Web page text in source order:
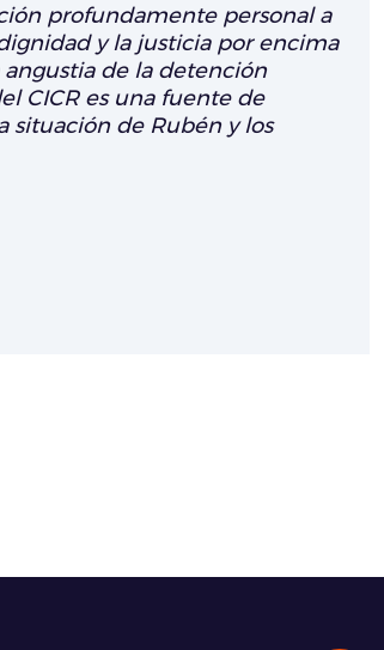
profundamente personal a
y la justicia por encima
de la detención
CICR es una fuente de
situación de Rubén y los